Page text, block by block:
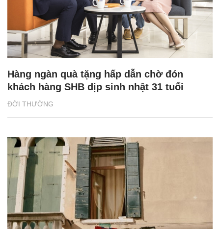
ĐỜI THƯỜNG
Hàng ngàn quà tặng hấp dẫn chờ đón
khách hàng SHB dịp sinh nhật 31 tuổi